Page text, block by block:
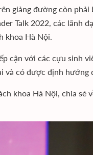
giảng đường còn
Talk 2022, các lãnh
khoa Hà Nội.
với các cựu sinh
có được định hướng
khoa Hà Nội, chia sẻ